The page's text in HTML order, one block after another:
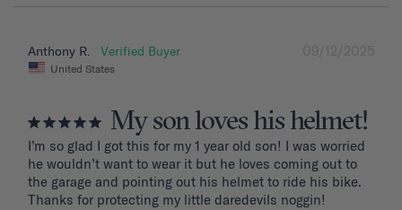
09/12/2025
Anthony R.
United States
My son loves his helmet!
I’m so glad I got this for my 1 year old son! I was worried
he wouldn’t want to wear it but he loves coming out to
the garage and pointing out his helmet to ride his bike.
Thanks for protecting my little daredevils noggin!